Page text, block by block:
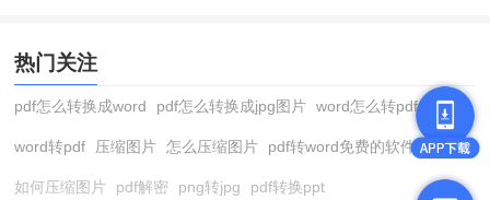
热门关注
pdf怎么转换成word pdf怎么转换成jpg图片 word怎么转pdf
word转pdf 压缩图片 怎么压缩图片 pdf转word免费的软件
如何压缩图片 pdf解密 png转jpg pdf转换ppt